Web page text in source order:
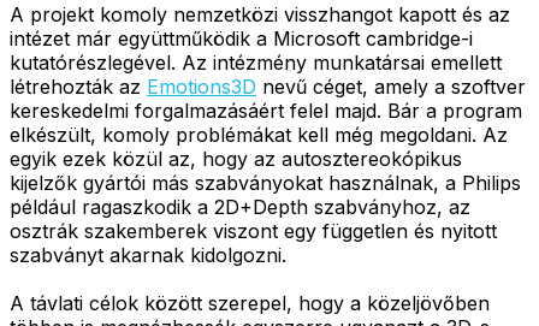
A projekt komoly nemzetközi visszhangot kapott és az
intézet már együttműködik a Microsoft cambridge-i
kutatórészlegével. Az intézmény munkatársai emellett
létrehozták az Emotions3D nevű céget, amely a szoftver
kereskedelmi forgalmazásáért felel majd. Bár a program
elkészült, komoly problémákat kell még megoldani. Az
egyik ezek közül az, hogy az autosztereokópikus
kijelzők gyártói más szabványokat használnak, a Philips
például ragaszkodik a 2D+Depth szabványhoz, az
osztrák szakemberek viszont egy független és nyitott
szabványt akarnak kidolgozni.
A távlati célok között szerepel, hogy a közeljövőben